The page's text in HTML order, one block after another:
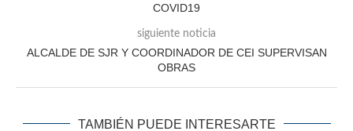
COVID19
siguiente noticia
ALCALDE DE SJR Y COORDINADOR DE CEI SUPERVISAN
OBRAS
TAMBIÉN PUEDE INTERESARTE